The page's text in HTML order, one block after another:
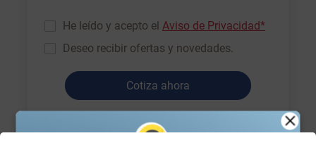
He leído y acepto el Aviso de Privacidad*
Deseo recibir ofertas y novedades.
Cotiza ahora